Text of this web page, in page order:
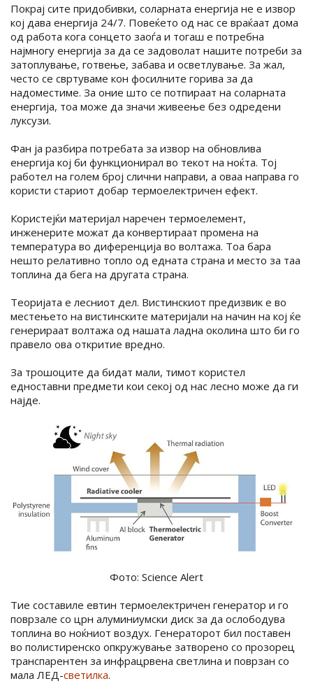
Покрај сите придобивки, соларната енергија не е извор
кој дава енергија 24/7. Повеќето од нас се враќаат дома
од работа кога сонцето заоѓа и тогаш е потребна
најмногу енергија за да се задоволат нашите потреби за
затоплување, готвење, забава и осветлување. За жал,
често се свртуваме кон фосилните горива за да
надоместиме. За оние што се потпираат на соларната
енергија, тоа може да значи живеење без одредени
луксузи.
Фан ја разбира потребата за извор на обновлива
енергија кој би функционирал во текот на ноќта. Тој
работел на голем број слични направи, а оваа направа го
користи стариот добар термоелектричен ефект.
Користејќи материјал наречен термоелемент,
инженерите можат да конвертираат промена на
температура во диференција во волтажа. Тоа бара
нешто релативно топло од едната страна и место за таа
топлина да бега на другата страна.
Теоријата е лесниот дел. Вистинскиот предизвик е во
местењето на вистинските материјали на начин на кој ќе
генерираат волтажа од нашата ладна околина што би го
правело ова откритие вредно.
За трошоците да бидат мали, тимот користел
едноставни предмети кои секој од нас лесно може да ги
најде.
Фото: Science Alert
Тие составиле евтин термоелектричен генератор и го
поврзале со црн алуминиумски диск за да ослободува
топлина во ноќниот воздух. Генераторот бил поставен
во полистиренско опкружување затворено со прозорец
транспарентен за инфрацрвена светлина и поврзан со
мала ЛЕД-светилка.